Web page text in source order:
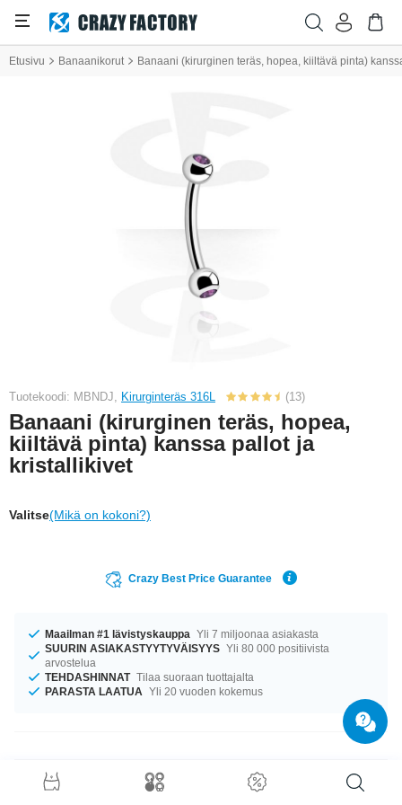
Etusivu Banaanikorut Banaani (kirurginen teräs, hopea, kiiltävä pinta)
Tuotekoodi: MBNDJ, Kirurginteräs 316L (13)
Banaani (kirurginen teräs, hopea,
kiiltävä pinta) kanssa pallot ja
kristallikivet
Valitse(Mikä on kokoni?)
Crazy Best Price Guarantee
Maailman #1 lävistyskauppa Yli 7 miljoonaa asiakasta
SUURIN ASIAKASTYYTYVÄISYYS Yli 80 000 positiivista
arvostelua
TEHDASHINNAT Tilaa suoraan tuottajalta
PARASTA LAATUA Yli 20 vuoden kokemus
Tuotetiedot